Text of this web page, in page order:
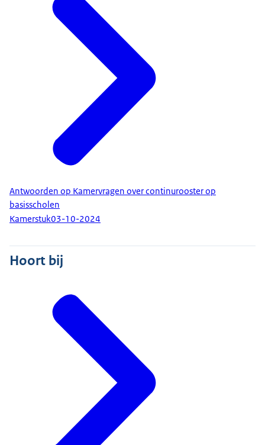
Antwoorden op Kamervragen over continurooster op
basisscholen
Kamerstuk03-10-2024
Hoort bij